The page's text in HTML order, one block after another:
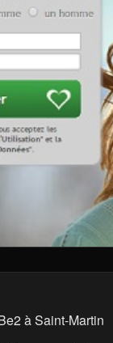
à Saint-Martin